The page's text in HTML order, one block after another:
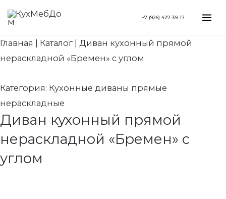
Перейти
содержимому
+7 (926) 427-39-17
Главная Каталог
Диван кухонный прямой
нераскладной «Бремен» с углом
Категория: Кухонные диваны прямые
нераскладные
Диван кухонный прямой
нераскладной «Бремен» с
углом
Search...